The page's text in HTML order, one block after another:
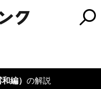
編） の解説